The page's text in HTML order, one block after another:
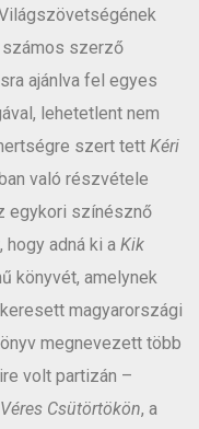
szerző
ajánlva fel egyes
lehetetlent nem
szert tett Kéri
való részvétele
egykori színésznő
adná ki a Kik
könyvét, amelynek
magyarországi
megnevezett több
volt partizán –
Véres Csütörtökön, a